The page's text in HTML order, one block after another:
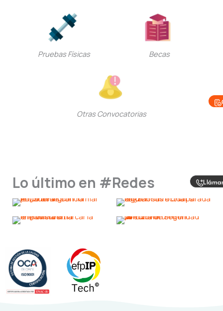
Pruebas Físicas Becas
Otras Convocatorias
Lo último en #Redes